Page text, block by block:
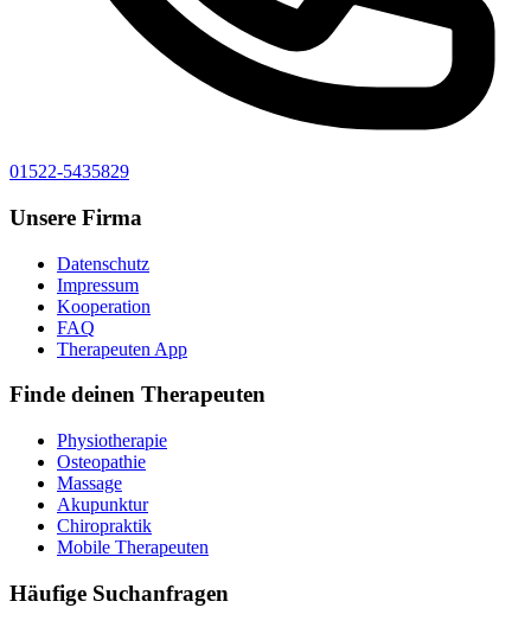
01522-5435829
Unsere Firma
Datenschutz
Impressum
Kooperation
FAQ
Therapeuten App
Finde deinen Therapeuten
Physiotherapie
Osteopathie
Massage
Akupunktur
Chiropraktik
Mobile Therapeuten
Häufige Suchanfragen